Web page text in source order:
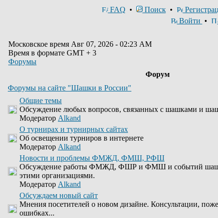
FAQ • Поиск•
Войти •
Московское время Авг 07, 2026 - 02:23 AM
Время в формате GMT + 3
Форумы
Форум
Форумы на сайте "Шашки в России"
Общие темы
Обсуждение любых вопросов, связанных с шашками и
Модератор Alkand
О турнирах и турнирных сайтах
Об освещении турниров в интернете
Модератор Alkand
Новости и проблемы ФМЖД, ФМШ, РФШ
Обсуждение работы ФМЖД, ФШР и ФМШ и событий
этими организациями.
Модератор Alkand
Обсуждаем новый сайт
Мнения посетителей о новом дизайне. Консультации,
ошибках...